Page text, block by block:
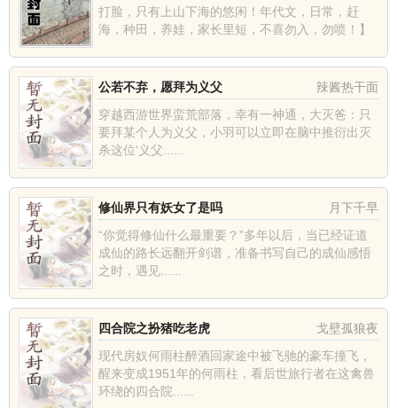
打脸，只有上山下海的悠闲！年代文，日常，赶
海，种田，养娃，家长里短，不喜勿入，勿喷！】
尿，没想到掉海里回到了19...
辣酱热干面
公若不弃，愿拜为义父
穿越西游世界蛮荒部落，幸有一神通，大灭爸：只
要拜某个人为义父，小羽可以立即在脑中推衍出灭
杀这位‘义父......
月下千早
修仙界只有妖女了是吗
“你觉得修仙什么最重要？”多年以后，当已经证道
成仙的路长远翻开剑谱，准备书写自己的成仙感悟
之时，遇见......
戈壁孤狼夜
四合院之扮猪吃老虎
现代房奴何雨柱醉酒回家途中被飞驰的豪车撞飞，
醒来变成1951年的何雨柱，看后世旅行者在这禽兽
环绕的四合院......